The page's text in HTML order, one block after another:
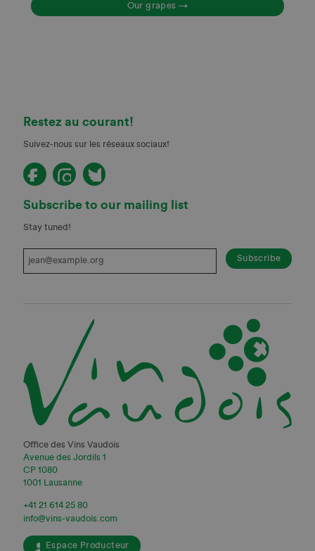
Our grapes →
Restez au courant!
Suivez-nous sur les réseaux sociaux!
Subscribe to our mailing list
Stay tuned!
Office des Vins Vaudois
Avenue des Jordils 1
CP 1080
1001 Lausanne
+41 21 614 25 80
info@vins-vaudois.com
Espace Producteur